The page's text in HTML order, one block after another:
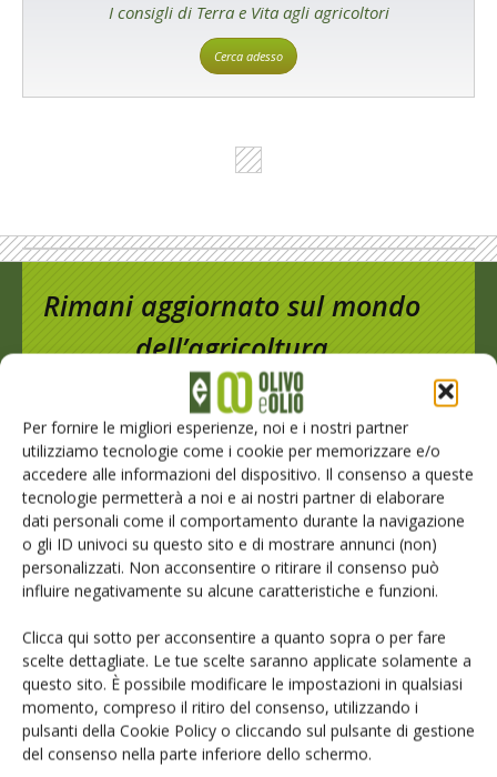
Per fornire le migliori esperienze, noi e i nostri partner
utilizziamo tecnologie come i cookie per memorizzare e/o
accedere alle informazioni del dispositivo. Il consenso a queste
tecnologie permetterà a noi e ai nostri partner di elaborare
dati personali come il comportamento durante la navigazione
o gli ID univoci su questo sito e di mostrare annunci (non)
personalizzati. Non acconsentire o ritirare il consenso può
influire negativamente su alcune caratteristiche e funzioni.
Clicca qui sotto per acconsentire a quanto sopra o per fare
scelte dettagliate. Le tue scelte saranno applicate solamente a
questo sito. È possibile modificare le impostazioni in qualsiasi
momento, compreso il ritiro del consenso, utilizzando i
pulsanti della Cookie Policy o cliccando sul pulsante di gestione
del consenso nella parte inferiore dello schermo.
I consigli di Terra e Vita agli agricoltori
Cerca adesso
Rimani aggiornato sul mondo
dell’agricoltura
Iscriviti alle nostre newsletter
© Tecniche Nuove Spa. Tutti i diritti riservati. Sede legale Via Eritrea 21 -
20157 Milano | Codice fiscale, Partita IVA e Iscrizione al Registro delle